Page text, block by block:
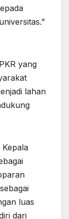
yang
lahan
luas
dari